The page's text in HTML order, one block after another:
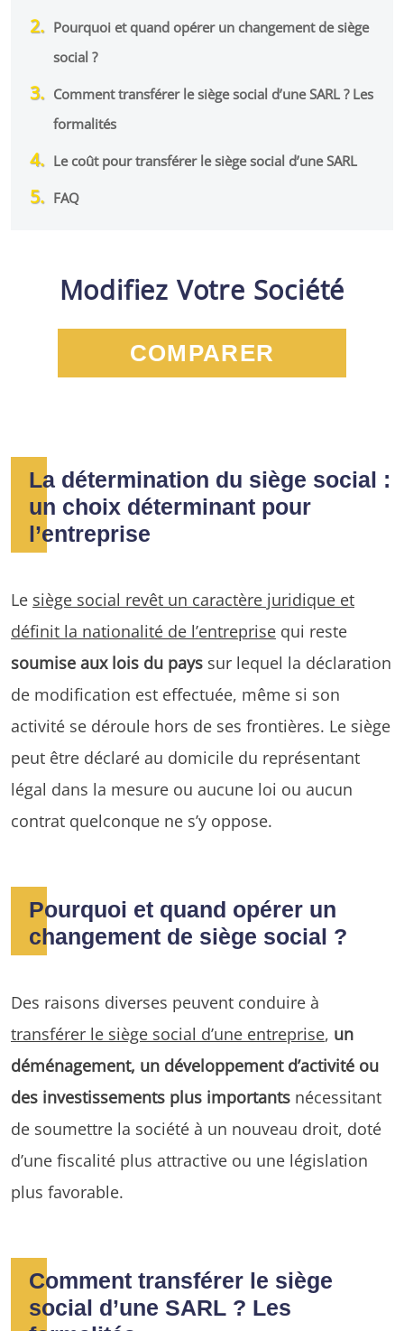
Pourquoi et quand opérer un changement de siège
social ?
Comment transférer le siège social d’une SARL ? Les
formalités
Le coût pour transférer le siège social d’une SARL
FAQ
Modifiez Votre Société
COMPARER
La détermination du siège social :
un choix déterminant pour
l’entreprise
Le siège social revêt un caractère juridique et
définit la nationalité de l’entreprise qui reste
soumise aux lois du pays sur lequel la déclaration
de modification est effectuée, même si son
activité se déroule hors de ses frontières. Le siège
peut être déclaré au domicile du représentant
légal dans la mesure ou aucune loi ou aucun
contrat quelconque ne s’y oppose.
Pourquoi et quand opérer un
changement de siège social ?
Des raisons diverses peuvent conduire à
transférer le siège social d’une entreprise, un
déménagement, un développement d’activité ou
des investissements plus importants nécessitant
de soumettre la société à un nouveau droit, doté
d’une fiscalité plus attractive ou une législation
plus favorable.
Comment transférer le siège
social d’une SARL ? Les